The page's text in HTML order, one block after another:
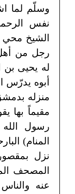
وسلّم لما
الشيخ محي
رجل من
له يحيى
أبوه يدرّس
منزله
مقيماً بها
رسول
المنام)
نزل
المصحف
عنه